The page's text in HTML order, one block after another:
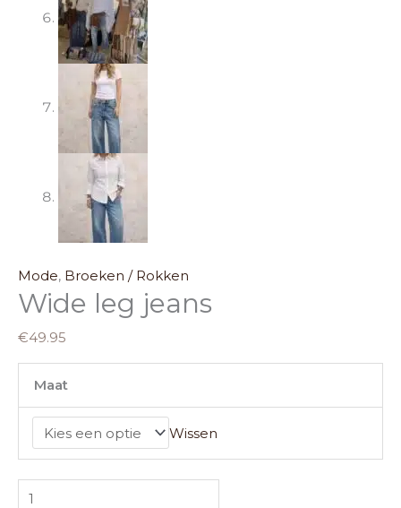
Mode, Broeken / Rokken
Wide leg jeans
€49.95
Maat
Wissen